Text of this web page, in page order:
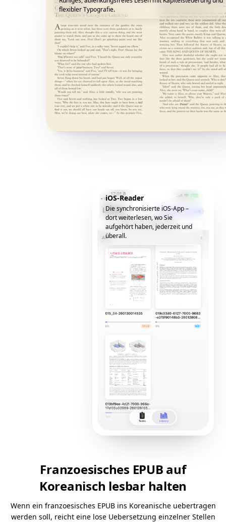
flexibler Typografie.
iOS-Reader
Die synchronisierte iOS-App –
dort weiterlesen, wo Sie
aufgehört haben, jederzeit und
überall.
Franzoesisches EPUB auf
Koreanisch lesbar halten
Wenn ein franzoesisches EPUB ins Koreanische uebertragen
werden soll, reicht eine lose Uebersetzung einzelner Stellen